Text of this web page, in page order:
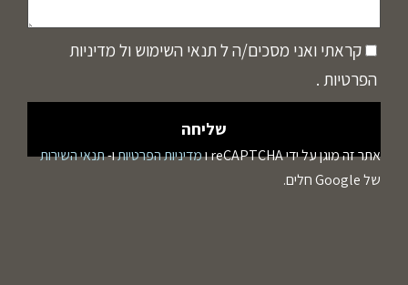
קראתי ואני מסכים/ה ל תנאי השימוש ול מדיניות
הפרטיות .
אתר זה מוגן על ידי reCAPTCHA ו מדיניות הפרטיותו-תנאי השירות
של Google חלים.